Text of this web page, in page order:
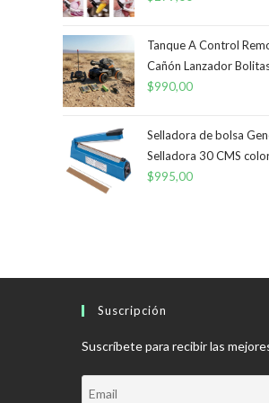
Tanque A Control
Cañón Lanzador
$990,00
Selladora de bolsa
Selladora 30 CMS
$995,00
Suscripción
Suscríbete para recibir las